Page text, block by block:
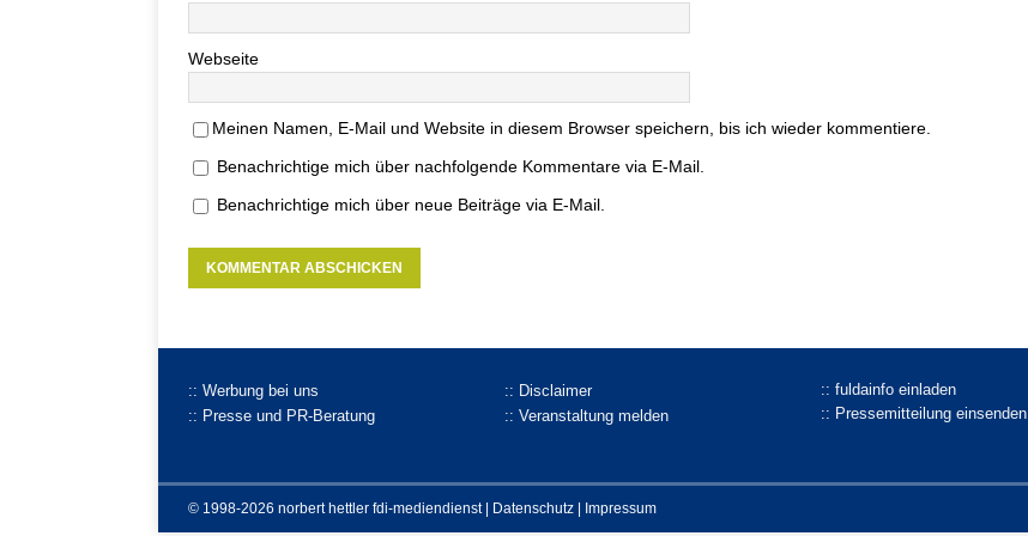
Webseite
Meinen Namen, E-Mail und Website in diesem Browser speichern, bis ich wieder kommentiere.
Benachrichtige mich über nachfolgende Kommentare via E-Mail.
Benachrichtige mich über neue Beiträge via E-Mail.
:: Werbung bei uns
:: Presse und PR-Beratung
:: Disclaimer
:: Veranstaltung melden
:: fuldainfo einladen
:: Pressemitteilung einsenden
© 1998-2026 norbert hettler fdi-mediendienst| Datenschutz Impressum